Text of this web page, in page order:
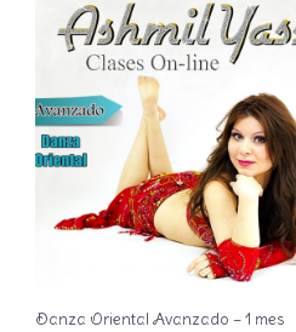
Danza Oriental Avanzado – 1 mes